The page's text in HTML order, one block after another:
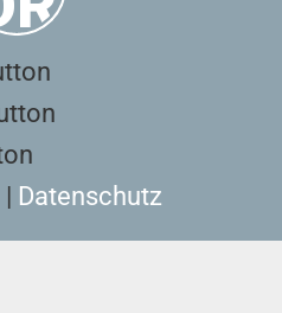
Datenschutz